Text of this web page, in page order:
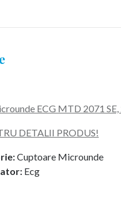
ECG MTD 2071
DETALII PRODUS!
Cuptoare Microunde
Ecg